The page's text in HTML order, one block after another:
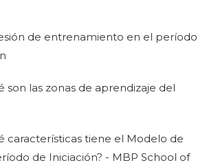
de entrenamiento en el período
son las zonas de aprendizaje del
características tiene el Modelo de
de Iniciación? - MBP School of